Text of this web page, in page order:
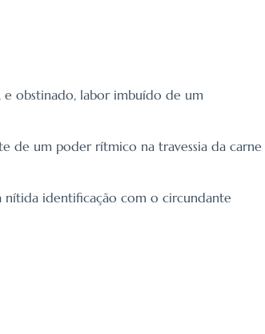
e obstinado, labor imbuído de um
de um poder rítmico na travessia da carne
nítida identificação com o circundante